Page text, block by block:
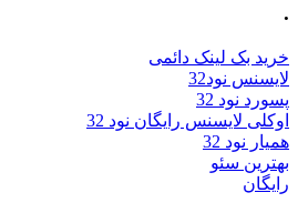
.
خرید بک لینک دائمی
لایسنس نود32
پسورد نود 32
اوکلی لایسنس رایگان نود 32
همیار نود 32
بهترین سئو
رایگان